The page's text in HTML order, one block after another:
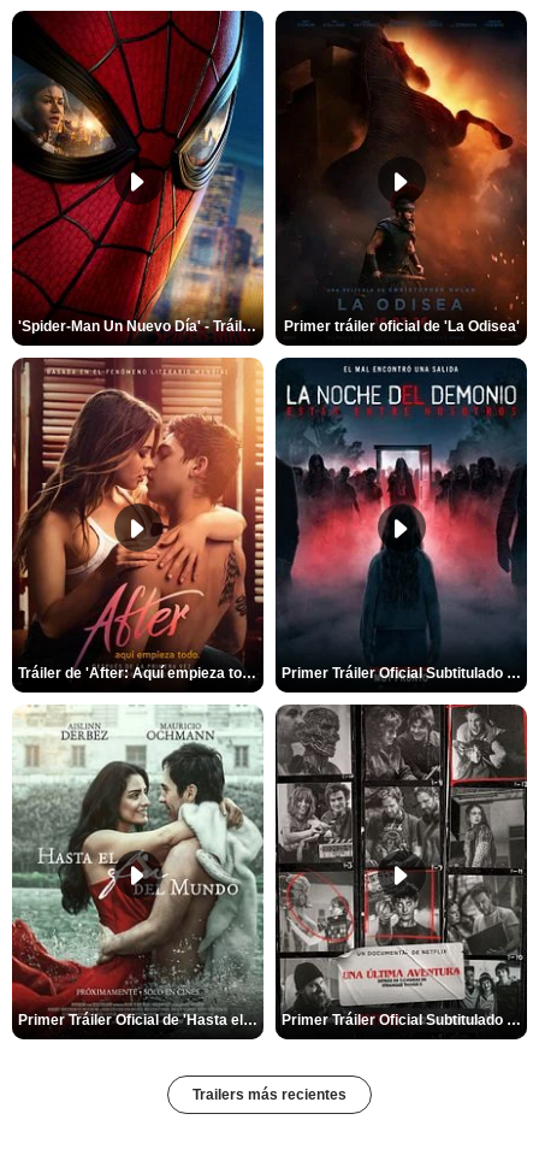
'Spider-Man Un Nuevo Día' - Tráiler oficial subtitulado Primer tráiler oficial de 'La Odisea'
Tráiler de 'After: Aquí empieza todo' Primer Tráiler Oficial Subtitulado de 'La Noche Del Demonio: Están Entre Nosotros'
Primer Tráiler Oficial de 'Hasta el fin del mundo' Primer Tráiler Oficial Subtitulado de 'Una última aventura: Detrás de cámaras de Stranger Things 5'
Trailers más recientes